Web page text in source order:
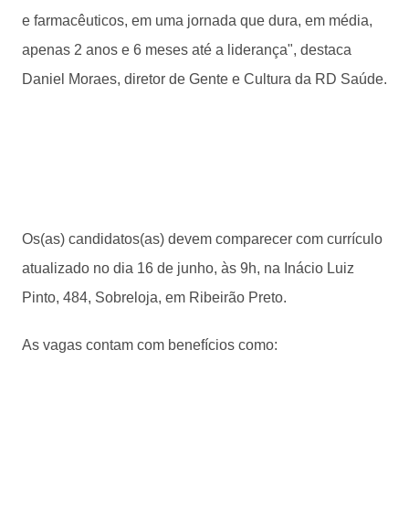
e farmacêuticos, em uma jornada que dura, em média,
apenas 2 anos e 6 meses até a liderança", destaca
Daniel Moraes, diretor de Gente e Cultura da RD Saúde.
Os(as) candidatos(as) devem comparecer com currículo
atualizado no dia 16 de junho, às 9h, na Inácio Luiz
Pinto, 484, Sobreloja, em Ribeirão Preto.
As vagas contam com benefícios como: